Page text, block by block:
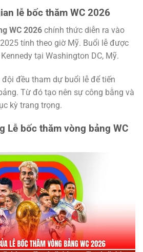
lễ bốc thăm WC 2026
WC 2026 chính thức diễn ra vào
tính theo giờ Mỹ. Buổi lễ được
tại Washington DC, Mỹ.
đều tham dự buổi lễ để tiến
Từ đó tạo nên sự công bằng và
kỳ trang trọng.
Lễ bốc thăm vòng bảng WC